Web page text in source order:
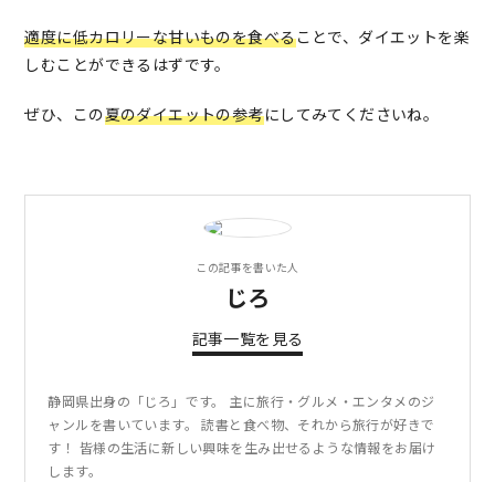
適度に低カロリーな甘いものを食べることで、ダイエットを楽
しむことができるはずです。
ぜひ、この夏のダイエットの参考にしてみてくださいね。
この記事を書いた人
じろ
記事一覧を見る
静岡県出身の「じろ」です。 主に旅行・グルメ・エンタメのジ
ャンルを書いています。 読書と食べ物、それから旅行が好きで
す！ 皆様の生活に新しい興味を生み出せるような情報をお届け
します。